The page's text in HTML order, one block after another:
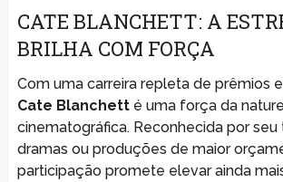
CATE BLANCHETT: A
BRILHA COM FORÇA
Com uma carreira repleta de prêmios
Cate Blanchetté uma força da
cinematográfica. Reconhecida por
dramas ou produções de maior
participação promete elevar ainda